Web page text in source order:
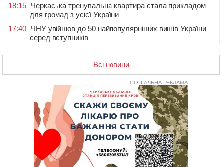
18:15 Черкаська тренувальна квартира стала прикладом
для громад з усієї України
17:40 ЧНУ увійшов до 50 найпопулярніших вишів України
серед вступників
контейнерний майданчик
16:32
Без розтину грудної клітки: у Черкасах 75-річній
пацієнтці замінили аортальний клапан
У Черкаському онкоцентрі встановили сонячну
електростанцію за понад пів мільйона гривень
У Київській області прощаються з полеглим на
фронті жителем Монастирищини
У Черкасах містяни через нову скляну зупинку і
вирізані дерева потерпають від спеки: Бондаренко
обіцяє масштабне озеленення
Всі новини
СОЦІАЛЬНА РЕКЛАМА